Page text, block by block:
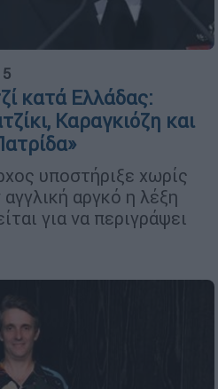
κατά Ελλάδας:
Καραγκιόζη και
υποστήριξε χωρίς
αργκό η λέξη
για να περιγράψει